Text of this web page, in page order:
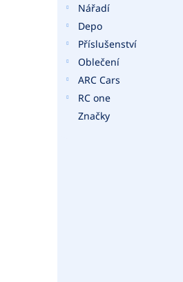
Nářadí
Depo
Příslušenství
Oblečení
ARC Cars
RC one
Značky